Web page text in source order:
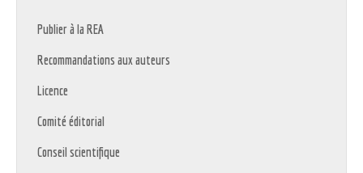
Publier à la REA
Recommandations aux auteurs
Licence
Comité éditorial
Conseil scientifique